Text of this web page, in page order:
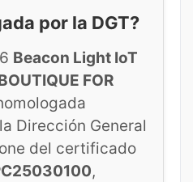
por la DGT?
Beacon Light IoT
FOR
Dirección General
del certificado
,